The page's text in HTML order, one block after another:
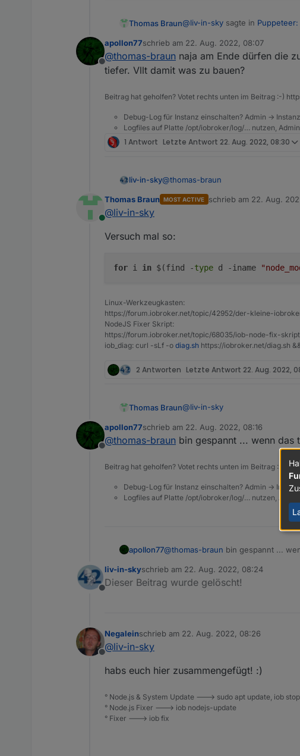
Thomas Braun@liv-in-sky sagte in
vielleicht solltest du erstmal
Offline
apollon77schrieb am 22. Aug. 2022, 08:07
zuletzt editiert von
@thomas-braun naja am Ende dürfen die
tiefer. Vllt damit was zu bauen?
Beitrag hat geholfen? Votet rechts unten im Beitrag :-)
Debug-Log für Instanz einschalten? Admin ->
Logfiles auf Platte /opt/iobroker/log/… nutzen,
1 Antwort Letzte Antwort 22. Aug. 2022, 08:30
liv-in-sky@thomas-braun
verstehe das dilemma - habe auch
z.b
gibt es einen besseren thread dafür
Online
Thomas Braun MOST ACTIVE schrieb am 22. Aug.
zuletzt editiert von
@liv-in-sky
Versuch mal so:
for i in $(find -type d -iname
Linux-Werkzeugkasten:
https://forum.iobroker.net/topic/42952/der-kleine-
NodeJS Fixer Skript:
https://forum.iobroker.net/topic/68035/iob-node-fix-skript
iob_diag: curl -sLf -o diag.sh https://iobroker.net/diag.sh
2 Antworten Letzte Antwort 22. Aug. 2022,
Thomas Braun@liv-in-sky
Versuch mal so:
Offline
apollon77schrieb am 22. Aug. 2022, 08:16
zuletzt editiert von
@thomas-braun bin gespannt ... wenn das
Beitrag hat geholfen? Votet rechts unten im Beitrag :-)
Debug-Log für Instanz einschalten? Admin ->
Logfiles auf Platte /opt/iobroker/log/… nutzen, Admin
apollon77@thomas-braun bin gespannt ...
Offline
liv-in-skyschrieb am 22. Aug. 2022, 08:24
zuletzt editiert von
Dieser Beitrag wurde gelöscht!
Offline
Negaleinschrieb am 22. Aug. 2022, 08:26
zuletzt editiert von
@liv-in-sky
habs euch hier zusammengefügt! :)
° Node.js & System Update ---> sudo apt update, iob
° Node.js Fixer ---> iob nodejs-update
° Fixer ---> iob fix